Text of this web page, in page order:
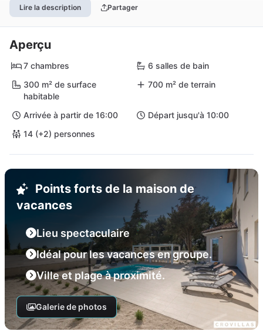
Lire la description Partager
Aperçu
7 chambres
6 salles de bain
300 m² de surface
habitable
700 m² de terrain
Arrivée à partir de 16:00
Départ jusqu'à 10:00
14 (+2) personnes
Points forts de la maison de
vacances
Lieu spectaculaire
Idéal pour les vacances en groupe.
Ville et plage à proximité.
Galerie de photos